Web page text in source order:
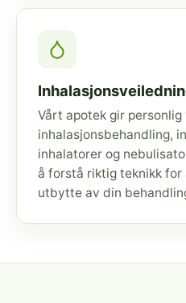
Vårt apotek gir personlig
inhalasjonsbehandling,
inhalatorer og
å forstå riktig teknikk for
utbytte av din